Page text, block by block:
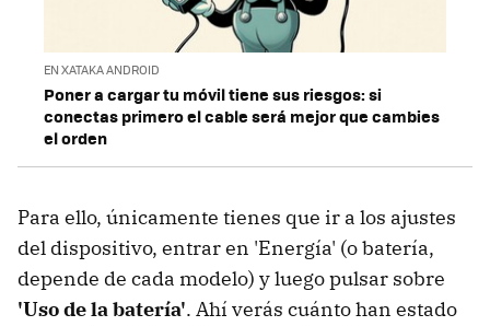
EN XATAKA ANDROID
Poner a cargar tu móvil tiene sus riesgos: si
conectas primero el cable será mejor que cambies
el orden
Para ello, únicamente tienes que ir a los ajustes
del dispositivo, entrar en 'Energía' (o batería,
depende de cada modelo) y luego pulsar sobre
'Uso de la batería'. Ahí verás cuánto han estado